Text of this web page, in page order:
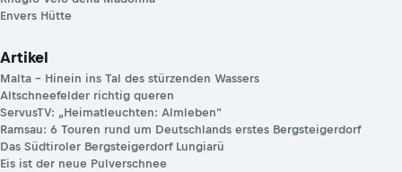
Envers Hütte
Artikel
Malta – Hinein ins Tal des stürzenden Wassers
Altschneefelder richtig queren
ServusTV: „Heimatleuchten: Almleben“
Ramsau: 6 Touren rund um Deutschlands erstes Bergsteigerdorf
Das Südtiroler Bergsteigerdorf Lungiarü
Eis ist der neue Pulverschnee